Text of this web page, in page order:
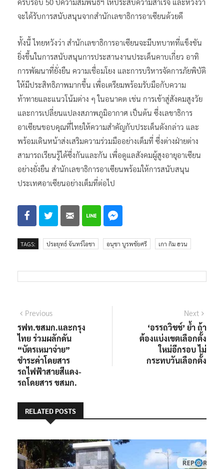
จะได้รับการสนับสนุนจากสำนักเลขาธิการอาเซียนด้วยดี
ทั้งนี้ ไทยหวังว่า สำนักเลขาธิการอาเซียนจะมีบทบาทที่แข็งขัน
ยิ่งขึ้นในการสนับสนุนการประสานงานประเด็นคาบเกี่ยว อาทิ
การพัฒนาที่ยั่งยืน ความเชื่อมโยง และการบริหารจัดการภัยพิบัติ
ให้มีประสิทธิภาพมากขึ้น เพื่อเตรียมพร้อมรับมือกับความ
ท้าทายและแนวโน้มต่าง ๆ ในอนาคต เช่น การเข้าสู่สังคมสูงวัย
และการเปลี่ยนแปลงสภาพภูมิอากาศ เป็นต้น ซึ่งเลขาธิการ
อาเซียนขอบคุณที่ไทยให้ความสำคัญกับประเด็นดังกล่าว และ
พร้อมเดินหน้าส่งเสริมความร่วมมืออย่างเต็มที่ ซึ่งต่างฝ่ายต่าง
สามารถเรียนรู้ได้ซึ่งกันและกัน เพื่อดูแลสังคมผู้สูงอายุอาเซียน
อย่างยั่งยืน สำนักเลขาธิการอาเซียนพร้อมให้การสนับสนุน
ประเทศอาเซียนอย่างเต็มที่ต่อไป
TAGS: ประยุทธ์ จันทร์โอชา อนุชา บูรพชัยศรี เกา กิม ฮวน
แนะแนว
เรื่อง
PreviousPrevious
post:
รฟท.ขสมก.และกรุง
ไทย ร่วมผลักดัน
“บัตรเหมาจ่าย”
ชำระค่าโดยสาร
รถไฟฟ้าสายสีแดง-
รถโดยสาร ขสมก.
Next
post:
‘อรรถวิชช์’ ย้ำ ถ้า
ต้องแบ่งเขตเลือกตั้ง
ใหม่อีกรอบ ไม่
กระทบวันเลือกตั้ง
RELATED POSTS